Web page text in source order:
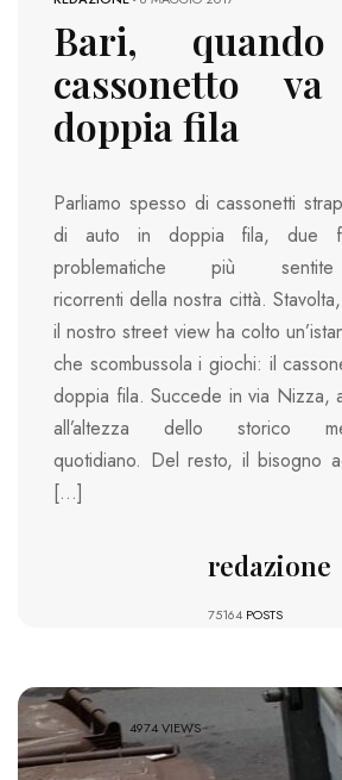
Bari,
cassonetto
doppia fila
Parliamo spesso di cassonetti
di auto in doppia fila, due
problematiche più
ricorrenti della nostra città.
il nostro street view ha colto
che scombussola i giochi: il
doppia fila. Succede in via Nizza,
all’altezza dello storico
quotidiano. Del resto, il bisogno
[…]
redazione
75164 POSTS
4974 VIEWS